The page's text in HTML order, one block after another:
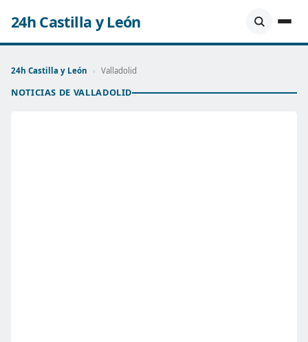
24h Castilla y León
24h Castilla y León › Valladolid
NOTICIAS DE VALLADOLID